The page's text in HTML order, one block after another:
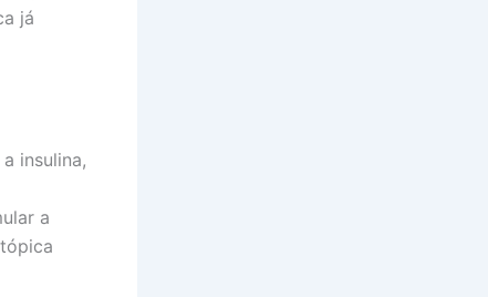
já
insulina,
a